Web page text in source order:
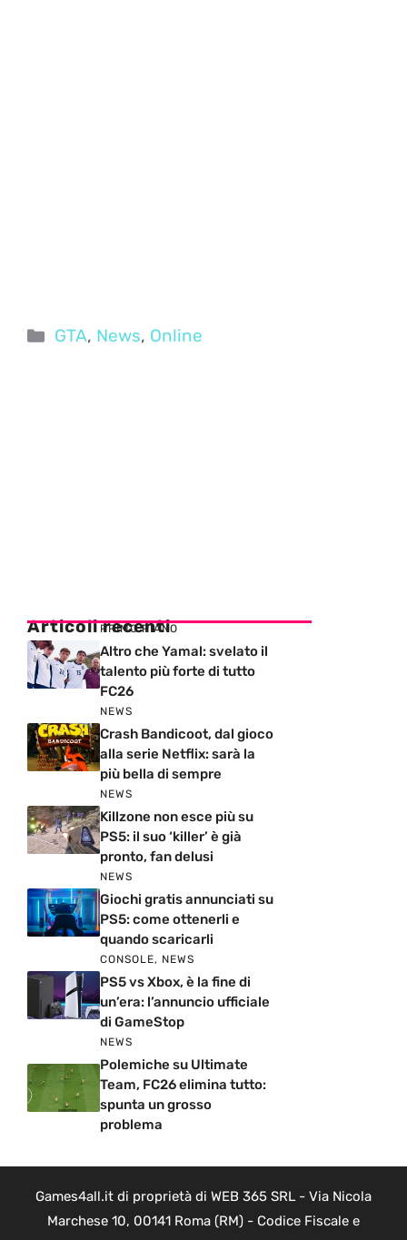
Categorie
GTA, News, Online
Articoli recenti
PRIMO PIANO
Altro che Yamal: svelato il
talento più forte di tutto
FC26
NEWS
Crash Bandicoot, dal gioco
alla serie Netflix: sarà la
più bella di sempre
NEWS
Killzone non esce più su
PS5: il suo ‘killer’ è già
pronto, fan delusi
NEWS
Giochi gratis annunciati su
PS5: come ottenerli e
quando scaricarli
CONSOLE, NEWS
PS5 vs Xbox, è la fine di
un’era: l’annuncio ufficiale
di GameStop
NEWS
Polemiche su Ultimate
Team, FC26 elimina tutto:
spunta un grosso
problema
Games4all.it di proprietà di WEB 365 SRL - Via Nicola
Marchese 10, 00141 Roma (RM) - Codice Fiscale e